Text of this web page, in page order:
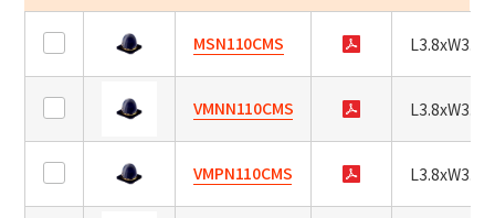
联系我们
产品搜索
全部
VFHY1104P、LLF0111A、ULR4B、SL035
“搜
索
”
新
页
面
MSN110CMS
VMNN110CMS
VMPN110CMS